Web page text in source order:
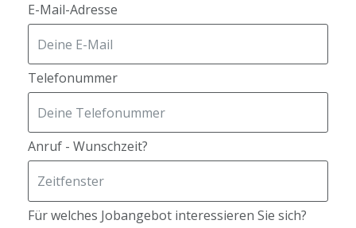
E-Mail-Adresse
Telefonummer
Anruf - Wunschzeit?
Für welches Jobangebot interessieren Sie sich?